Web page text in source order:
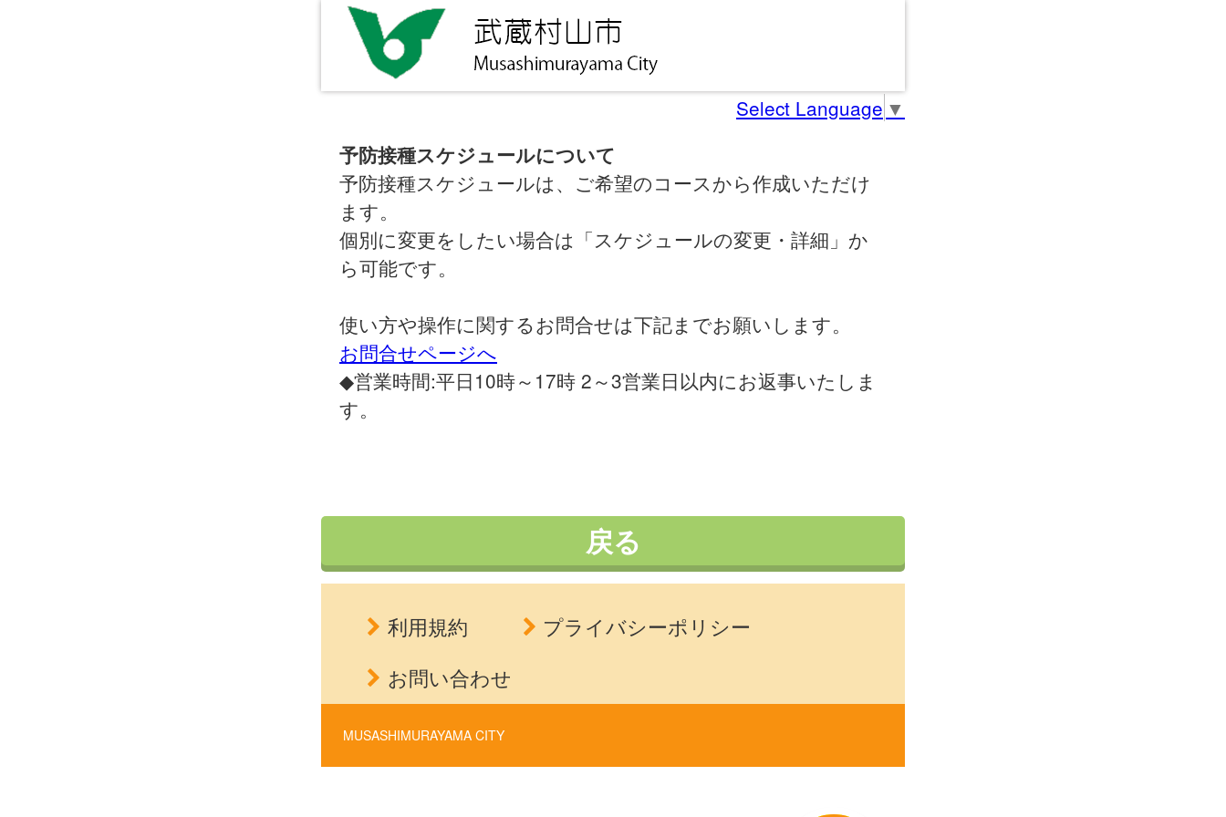
Select Language ▼
予防接種スケジュールについて
予防接種スケジュールは、ご希望のコースから作成いただけ
ます。
個別に変更をしたい場合は「スケジュールの変更・詳細」か
ら可能です。
使い方や操作に関するお問合せは下記までお願いします。
お問合せページへ
◆営業時間:平日10時～17時 2～3営業日以内にお返事いたしま
す。
戻る
利用規約
プライバシーポリシー
お問い合わせ
MUSASHIMURAYAMA CITY